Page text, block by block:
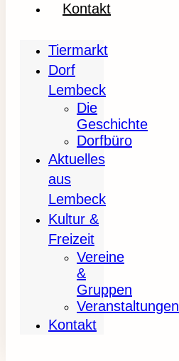
Kontakt
Tiermarkt
Dorf
Lembeck
Die
Geschichte
Dorfbüro
Aktuelles
aus
Lembeck
Kultur &
Freizeit
Vereine
&
Gruppen
Veranstaltungen
Kontakt